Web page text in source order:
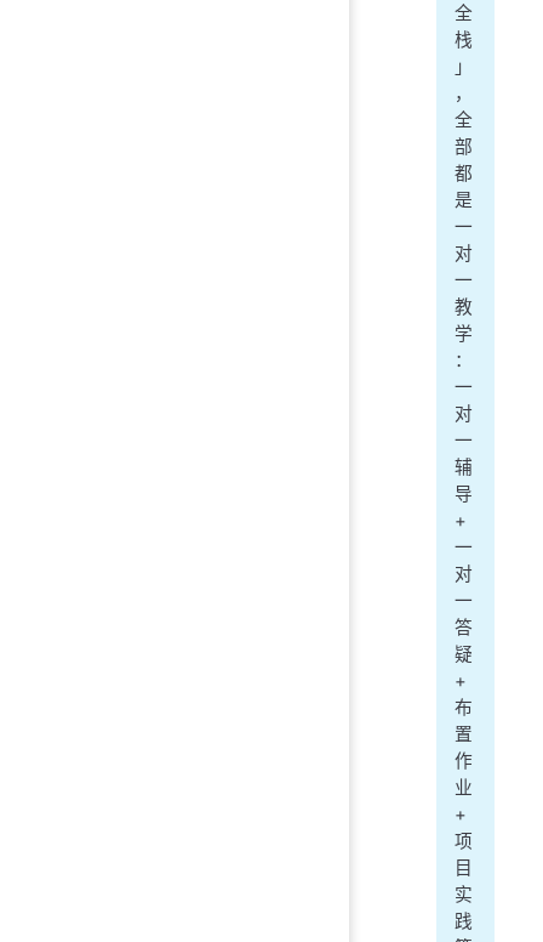
全
栈
」
，
全
部
都
是
一
对
一
教
学
：
一
对
一
辅
导
+
一
对
一
答
疑
+
布
置
作
业
+
项
目
实
践